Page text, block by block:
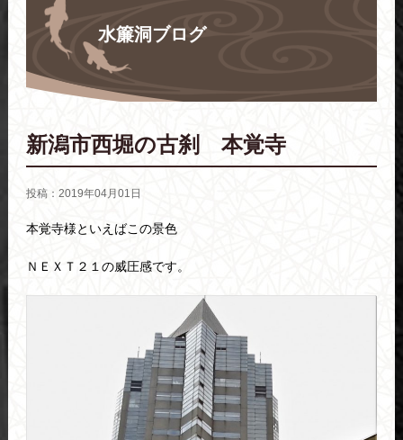
水簾洞ブログ
新潟市西堀の古刹 本覚寺
投稿：2019年04月01日
本覚寺様といえばこの景色
ＮＥＸＴ２１の威圧感です。